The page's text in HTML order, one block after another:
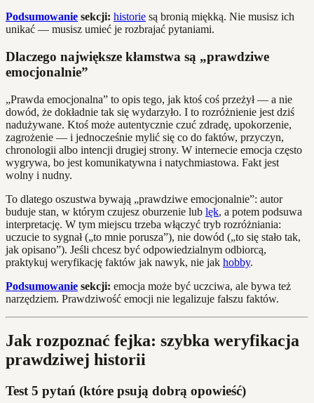
Podsumowanie sekcji: historie są bronią miękką. Nie musisz ich
unikać — musisz umieć je rozbrajać pytaniami.
Dlaczego największe kłamstwa są „prawdziwe
emocjonalnie”
„Prawda emocjonalna” to opis tego, jak ktoś coś przeżył — a nie
dowód, że dokładnie tak się wydarzyło. I to rozróżnienie jest dziś
nadużywane. Ktoś może autentycznie czuć zdradę, upokorzenie,
zagrożenie — i jednocześnie mylić się co do faktów, przyczyn,
chronologii albo intencji drugiej strony. W internecie emocja często
wygrywa, bo jest komunikatywna i natychmiastowa. Fakt jest
wolny i nudny.
To dlatego oszustwa bywają „prawdziwe emocjonalnie”: autor
buduje stan, w którym czujesz oburzenie lub lęk, a potem podsuwa
interpretację. W tym miejscu trzeba włączyć tryb rozróżniania:
uczucie to sygnał („to mnie porusza”), nie dowód („to się stało tak,
jak opisano”). Jeśli chcesz być odpowiedzialnym odbiorcą,
praktykuj weryfikację faktów jak nawyk, nie jak hobby.
Podsumowanie sekcji: emocja może być uczciwa, ale bywa też
narzędziem. Prawdziwość emocji nie legalizuje fałszu faktów.
Jak rozpoznać fejka: szybka weryfikacja
prawdziwej historii
Test 5 pytań (które psują dobrą opowieść)